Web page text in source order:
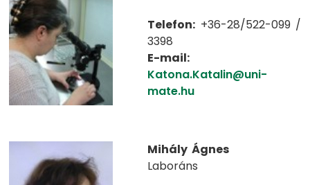
Telefon: +36-28/522-099 /
3398
E-mail:
Katona.Katalin@uni-
mate.hu
Mihály Ágnes
Laboráns